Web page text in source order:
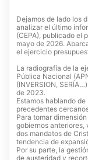
Dejamos de lado los
analizar el último
(CEPA), publicado el
mayo de 2026.
el ejercicio
La radiografía de la
Pública Nacional
(INVERSION,
de 2023.
Estamos hablando
precedentes
Para tomar
gobiernos anteriores,
dos mandatos de
tendencia de
Por su parte, la
de austeridad y